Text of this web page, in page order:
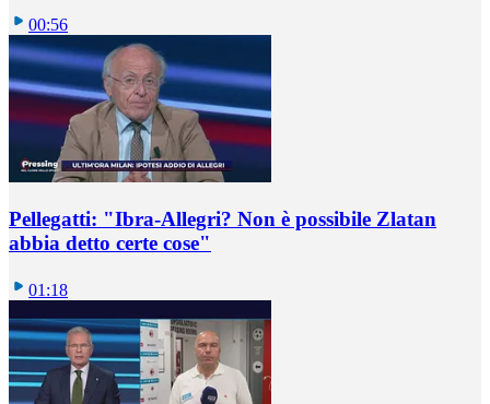
00:56
Pellegatti: "Ibra-Allegri? Non è possibile Zlatan
abbia detto certe cose"
01:18